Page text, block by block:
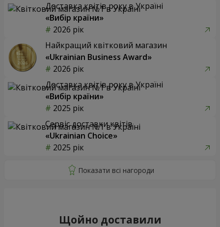
Доставка квітів року в Україні
«Вибір країни»
2026 рік
Найкращий квітковий магазин
«Ukrainian Business Award»
2026 рік
Доставка квітів року в Україні
«Вибір країни»
2025 рік
Сервіс доставки квітів
«Ukrainian Choice»
2025 рік
Щойно доставили